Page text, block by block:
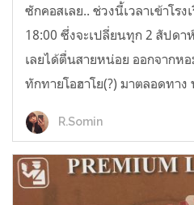
ซักคอสเลย.. ช่วงนี้เวลาเข้าโรง
18:00 ซึ่งจะเปลี่ยนทุก 2 สัปด
เลยได้ตื่นสายหน่อย ออกจากห
ทักทายโอฮาโย(?) มาตลอดทาง
R.Somin